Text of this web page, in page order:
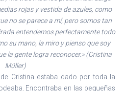
rojas y vestida de azules, como
no se parece a mí, pero somos tan
entendemos perfectamente todo
su mano, la miro y pienso que soy
la gente logra reconocer.» (Cristina
Müller)
Cristina estaba dado por toda la
Encontraba en las pequeñas